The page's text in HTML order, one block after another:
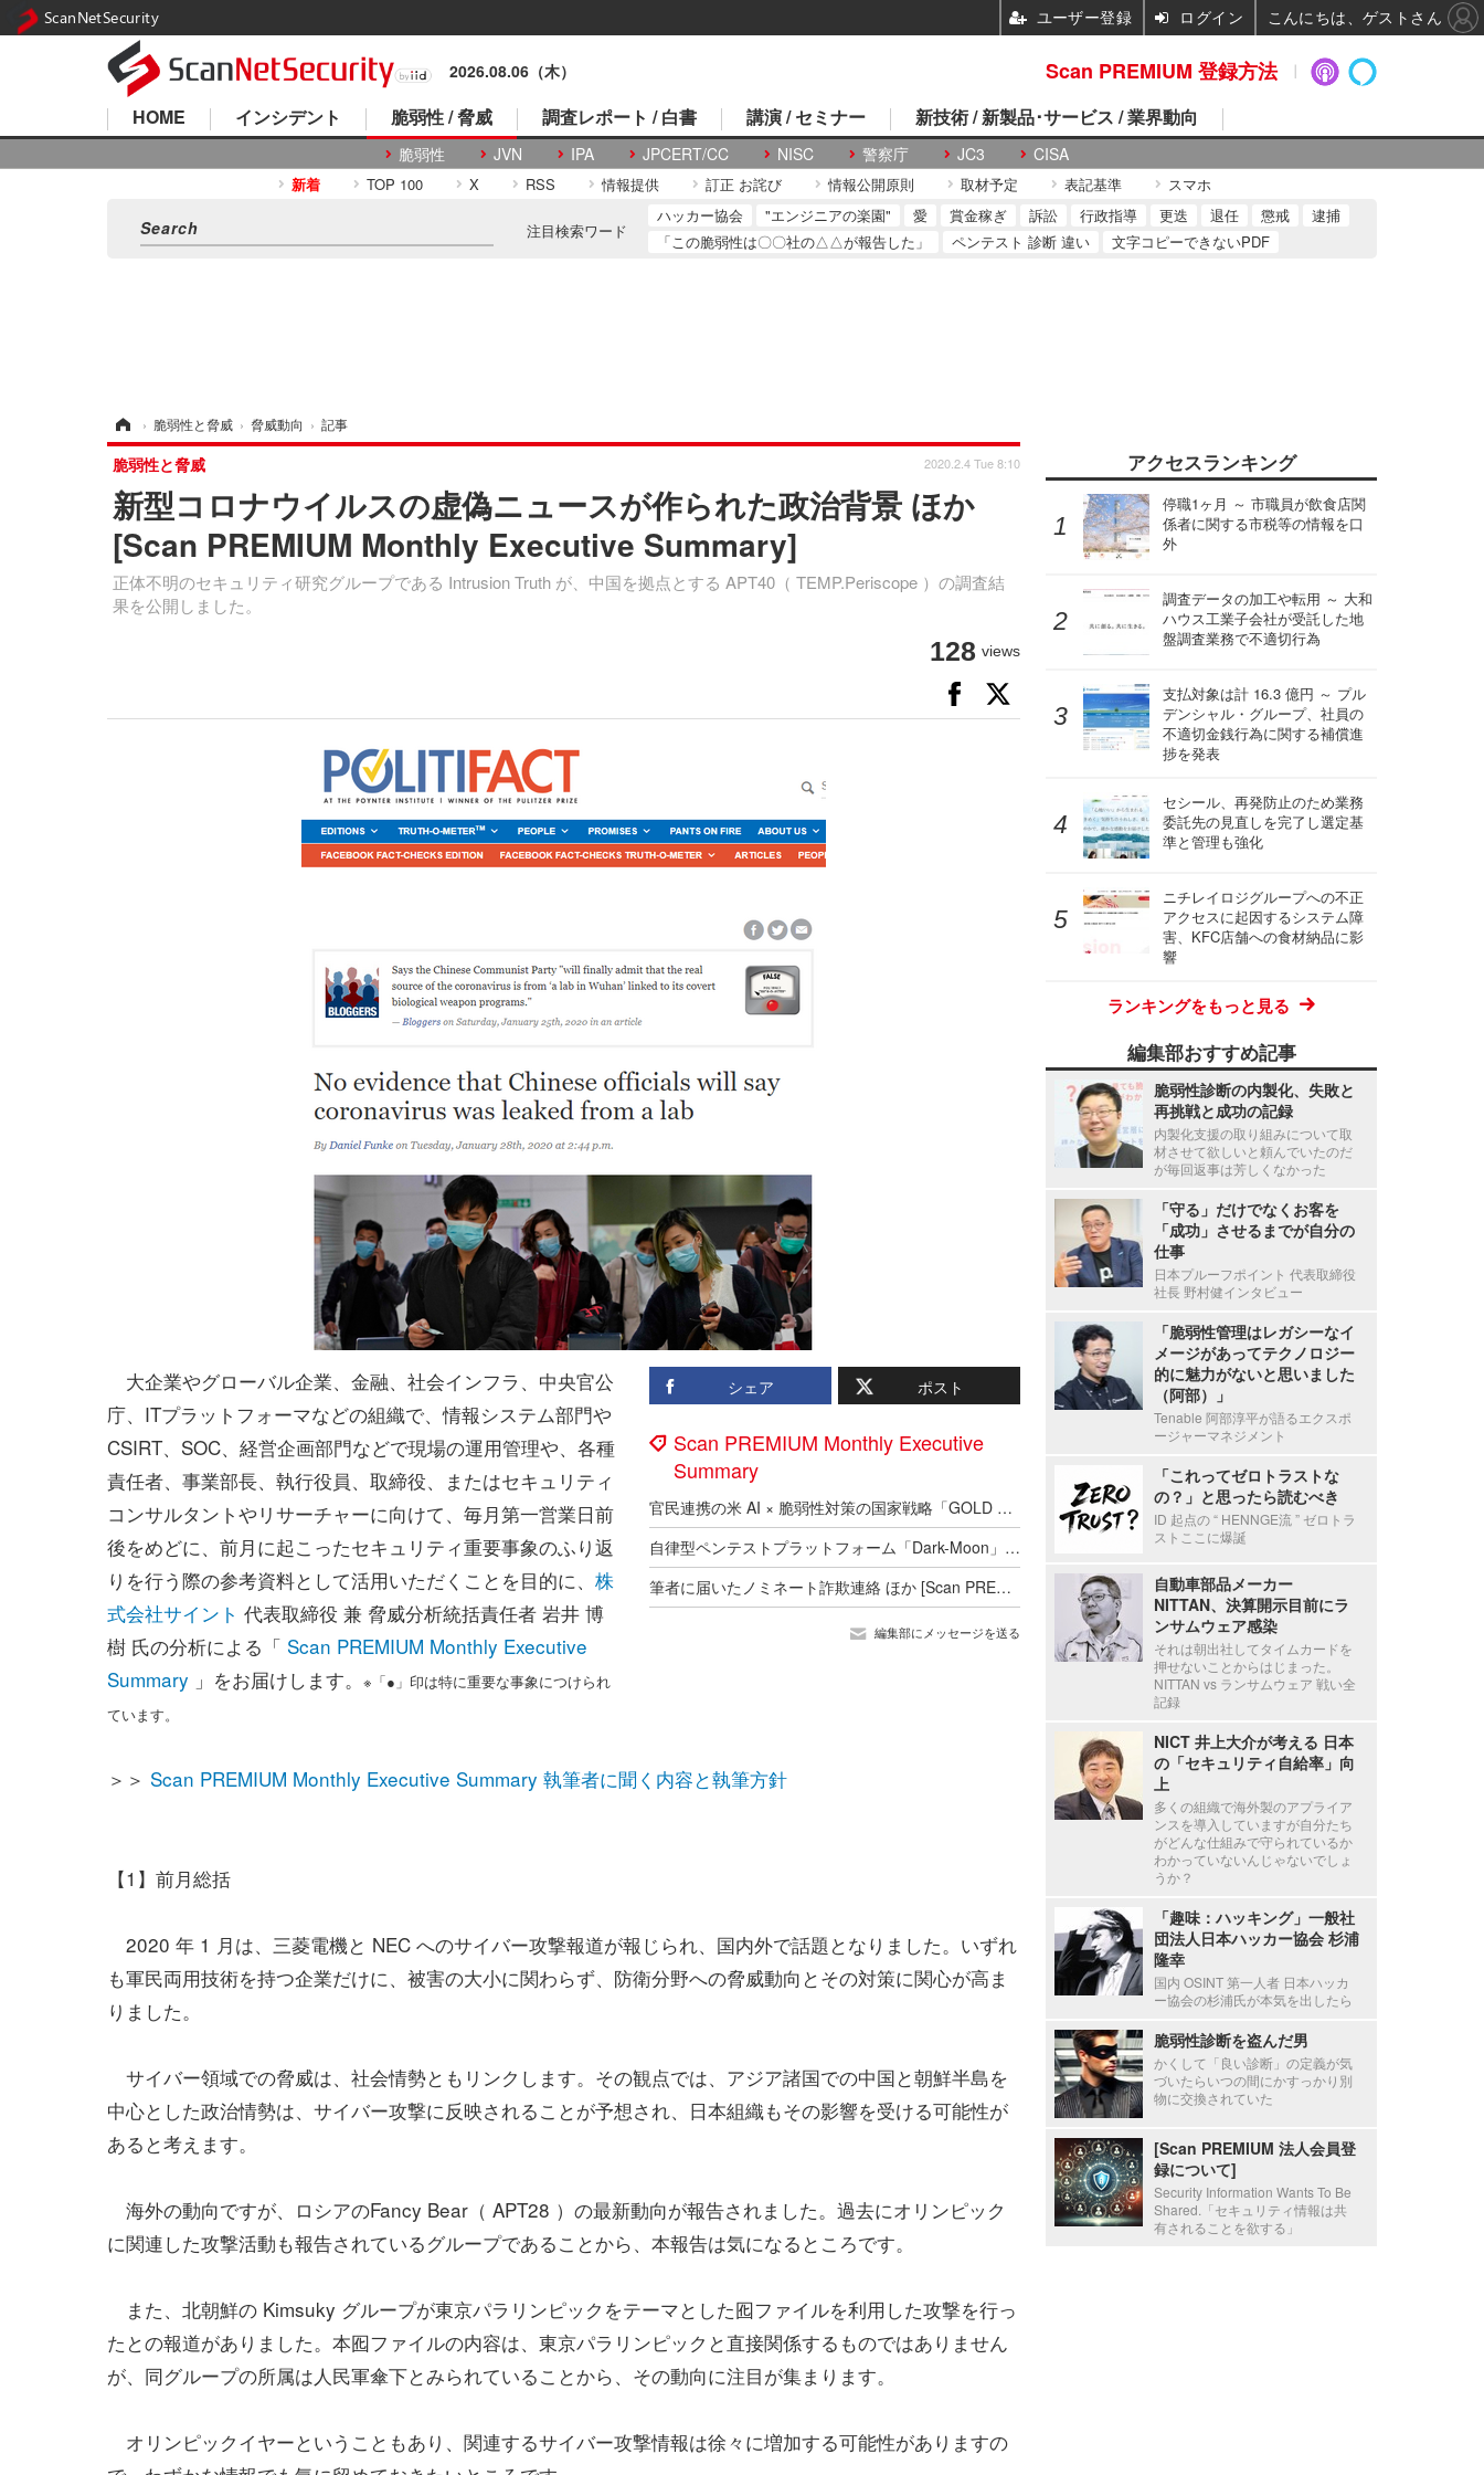
2026.08.06（木）
HOME インシデント 脆弱性 / 脅威
脆弱性 JVN IPA JPCERT/CC NISC 警察庁 JC3 CISA
調査レポート / 白書 講演 / セミナー 新技術 / 新製品･サービス / 業界動向
新着 TOP 100 X RSS 情報提供 訂正 お詫び 情報公開原則 取材予定 表記基準 スマホ
注目検索ワード
ハッカー協会 "エンジニアの楽園" 愛 賞金稼ぎ 訴訟 行政指導 更迭 退任 懲戒
逮捕
「この脆弱性は〇〇社の△△が報告した」
ペンテスト 診断 違い 文字コピーできないPDF
› 脆弱性と脅威 › 脅威動向 › 記事
新型コロナウイルスの虚偽ニュースが作られた政治背景 ほか
[Scan PREMIUM Monthly Executive Summary]
正体不明のセキュリティ研究グループである Intrusion Truth が、中国を拠点とする APT40（ TEMP.Periscope ）の調査結
果を公開しました。
脆弱性と脅威 2020.2.4 Tue 8:10
128 views
シェア ポスト
Scan PREMIUM Monthly Executive
Summary
官民連携の米 AI × 脆弱性対策の国家戦略「GOLD EAGLE」ほか [Scan PREMIUM Monthly Executive Summary 2026年7月度]
自律型ペンテストプラットフォーム「Dark-Moon」ほか [Scan PREMIUM Monthly Executive Summary 2026年6月度]
筆者に届いたノミネート詐欺連絡 ほか [Scan PREMIUM Monthly Executive Summary 2026年5月度]
編集部にメッセージを送る
大企業やグローバル企業、金融、社会インフラ、中央官公
庁、ITプラットフォーマなどの組織で、情報システム部門や
CSIRT、SOC、経営企画部門などで現場の運用管理や、各種
責任者、事業部長、執行役員、取締役、またはセキュリティ
コンサルタントやリサーチャーに向けて、毎月第一営業日前
後をめどに、前月に起こったセキュリティ重要事象のふり返
りを行う際の参考資料として活用いただくことを目的に、 株
式会社サイント 代表取締役 兼 脅威分析統括責任者 岩井 博
樹 氏の分析による「 Scan PREMIUM Monthly Executive
Summary 」をお届けします。 ※「●」印は特に重要な事象につけられ
ています。
＞＞ Scan PREMIUM Monthly Executive Summary 執筆者に聞く内容と執筆方針
【1】前月総括
2020 年 1 月は、三菱電機と NEC へのサイバー攻撃報道が報じられ、国内外で話題となりました。いずれ
も軍民両用技術を持つ企業だけに、被害の大小に関わらず、防衛分野への脅威動向とその対策に関心が高ま
りました。
サイバー領域での脅威は、社会情勢ともリンクします。その観点では、アジア諸国での中国と朝鮮半島を
中心とした政治情勢は、サイバー攻撃に反映されることが予想され、日本組織もその影響を受ける可能性が
あると考えます。
海外の動向ですが、ロシアのFancy Bear（ APT28 ）の最新動向が報告されました。過去にオリンピック
に関連した攻撃活動も報告されているグループであることから、本報告は気になるところです。
また、北朝鮮の Kimsuky グループが東京パラリンピックをテーマとした囮ファイルを利用した攻撃を行っ
たとの報道がありました。本囮ファイルの内容は、東京パラリンピックと直接関係するものではありません
が、同グループの所属は人民軍傘下とみられていることから、その動向に注目が集まります。
オリンピックイヤーということもあり、関連するサイバー攻撃情報は徐々に増加する可能性がありますの
アクセスランキング
停職1ヶ月 ～ 市職員が飲食店関
係者に関する市税等の情報を口
外
調査データの加工や転用 ～ 大和
ハウス工業子会社が受託した地
盤調査業務で不適切行為
支払対象は計 16.3 億円 ～ プル
デンシャル・グループ、社員の
不適切金銭行為に関する補償進
捗を発表
セシール、再発防止のため業務
委託先の見直しを完了し選定基
準と管理も強化
ニチレイロジグループへの不正
アクセスに起因するシステム障
害、KFC店舗への食材納品に影
響
ランキングをもっと見る
編集部おすすめ記事
脆弱性診断の内製化、失敗と
再挑戦と成功の記録
内製化支援の取り組みについて取
材させて欲しいと頼んでいたのだ
が毎回返事は芳しくなかった
「守る」だけでなくお客を
「成功」させるまでが自分の
仕事
日本プルーフポイント 代表取締役
社長 野村健インタビュー
「脆弱性管理はレガシーなイ
メージがあってテクノロジー
的に魅力がないと思いました
（阿部）」
Tenable 阿部淳平が語るエクスポ
ージャーマネジメント
「これってゼロトラストな
の？」と思ったら読むべき
ID 起点の “ HENNGE流 ” ゼロトラ
ストここに爆誕
自動車部品メーカー
NITTAN、決算開示目前にラ
ンサムウェア感染
それは朝出社してタイムカードを
押せないことからはじまった。
NITTAN vs ランサムウェア 戦い全
記録
NICT 井上大介が考える 日本
の「セキュリティ自給率」向
上
多くの組織で海外製のアプライア
ンスを導入していますが自分たち
がどんな仕組みで守られているか
わかっていないんじゃないでしょ
うか？
「趣味：ハッキング」一般社
団法人日本ハッカー協会 杉浦
隆幸
国内 OSINT 第一人者 日本ハッカ
ー協会の杉浦氏が本気を出したら
脆弱性診断を盗んだ男
かくして「良い診断」の定義が気
づいたらいつの間にかすっかり別
物に交換されていた
[Scan PREMIUM 法人会員登
録について]
Security Information Wants To Be
Shared.「セキュリティ情報は共
有されることを欲する」
Scan PREMIUM 登録方法
ScanNetSecurity ユーザー登録 ログイン こんにちは、ゲストさん